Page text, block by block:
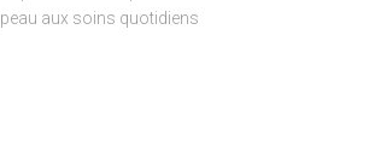
peau aux soins quotidiens